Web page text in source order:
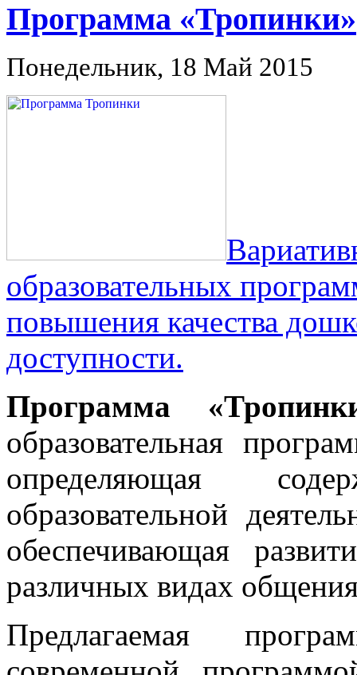
Программа «Тропинки»
Понедельник, 18 Май 2015
образовательных
повышения качества
доступности.
Программа
образовательная
определяющая
образовательной
обеспечивающая
различных видах
Предлагаемая